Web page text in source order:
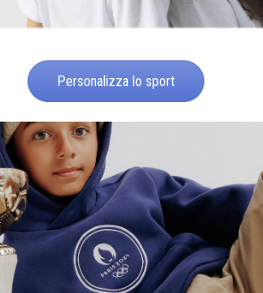
Personalizza lo sport